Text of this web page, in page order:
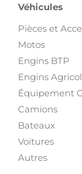
Véhicules
Pièces et
Motos
Engins BTP
Engins
Équipement
Camions
Bateaux
Voitures
Autres